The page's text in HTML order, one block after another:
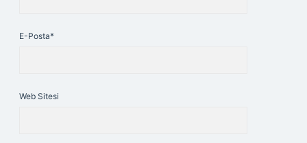
E-Posta*
Web Sitesi